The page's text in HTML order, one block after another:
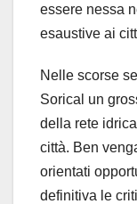
essere nessa
esaustive ai
Nelle scorse
Sorical un
della rete
città. Ben
orientati
definitiva le